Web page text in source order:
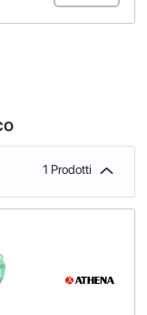
1 Prodotti